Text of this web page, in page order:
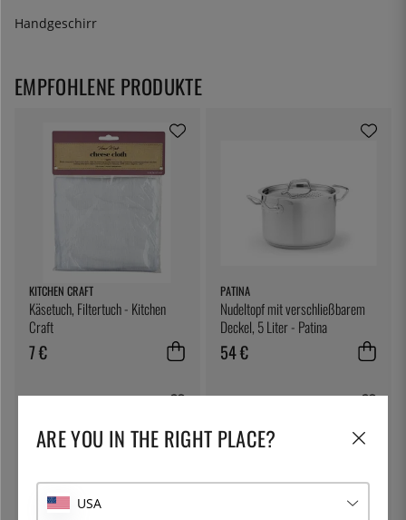
Handgeschirr
KITCHEN CRAFT
Käsetuch, Filtertuch - Kitchen
Craft
7 €
PATINA
Nudeltopf mit verschließbarem
Deckel, 5 Liter - Patina
54 €
EMPFOHLENE PRODUKTE
ARE YOU IN THE RIGHT PLACE?
USA